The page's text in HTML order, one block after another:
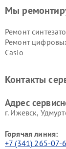
Мы
Ремонт
Ремонт
Casio
Контакты
Адрес
г. Ижевск,
Горячая линия:
+7 (341) 265-07-